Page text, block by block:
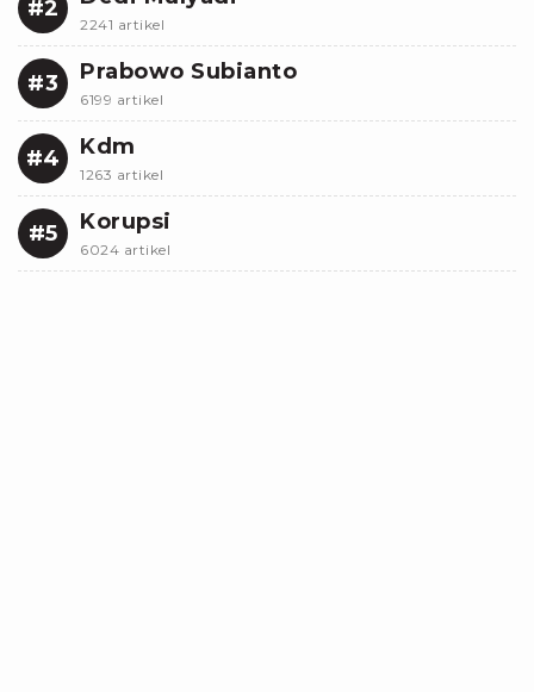
#2
2241 artikel
#3 Prabowo Subianto
6199 artikel
#4 Kdm
1263 artikel
#5 Korupsi
6024 artikel